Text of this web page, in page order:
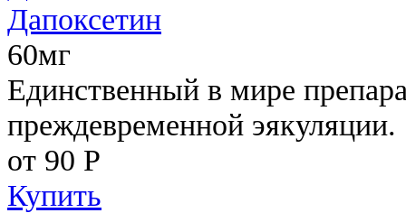
Дапоксетин
60мг
Единственный в мире
преждевременной эякуляции.
от 90 Р
Купить